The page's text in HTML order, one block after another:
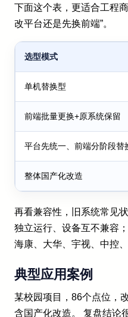
下面这个表，更适合工程
改平台还是先换前端”。
选型模式
单机替换型
前端批量更换+原系统保留
平台先统一、前端分阶段替
整体国产化改造
再看兼容性，旧系统常见
独立运行、设备互不兼容
海康、大华、宇视、中控
典型应用案例
某校园项目，86个点位，
含国产化改造。 复盘结论